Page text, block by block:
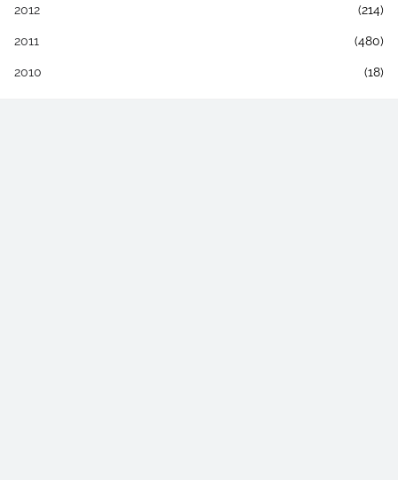
2012 (214)
2011 (480)
2010 (18)